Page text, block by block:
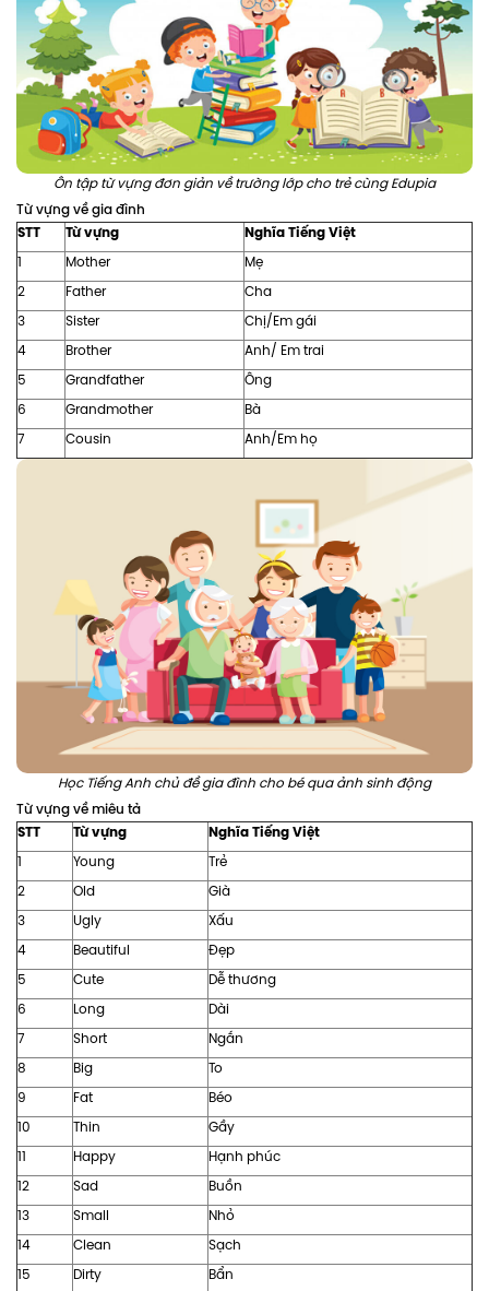
Ôn tập từ vựng đơn giản về trường lớp cho trẻ cùng Edupia
Từ vựng về gia đình
STT Từ vựng Nghĩa Tiếng Việt
1 Mother
Mẹ
2
Father
Cha
3
Sister
Chị/Em gái
4
Brother
Anh/ Em trai
5
Grandfather
Ông
6
Grandmother
Bà
7
Cousin Anh/Em họ
Học Tiếng Anh chủ đề gia đình cho bé qua ảnh sinh động
Từ vựng về miêu tả
STT Từ vựng Nghĩa Tiếng Việt
1 Young
Trẻ
2
Old
Già
3
Ugly
Xấu
4
Beautiful
Đẹp
5
Cute
Dễ thương
6
Long
Dài
7
Short
Ngắn
8
Big
To
9
Fat
Béo
10
Thin
Gầy
11
Happy
Hạnh phúc
12
Sad
Buồn
13
Small
Nhỏ
14
Clean
Sạch
15
Dirty
Bẩn